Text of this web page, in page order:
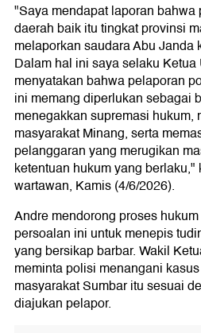
"Saya mendapat laporan bahwa
daerah baik itu tingkat provinsi
melaporkan saudara Abu Janda
Dalam hal ini saya selaku
menyatakan bahwa pelaporan
ini memang diperlukan sebagai
menegakkan supremasi hukum,
masyarakat Minang, serta
pelanggaran yang merugikan
ketentuan hukum yang
wartawan, Kamis (4/6/2026).
Andre mendorong proses
persoalan ini untuk menepis
yang bersikap barbar. Wakil
meminta polisi menangani
masyarakat Sumbar itu sesuai
diajukan pelapor.